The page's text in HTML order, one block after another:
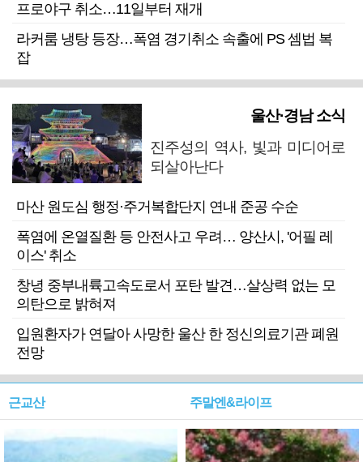
프로야구 취소…11일부터 재개
라커룸 냉탕 등장…폭염 경기취소 속출에 PS 셈법 복
잡
울산·경남 소식
진주성의 역사, 빛과 미디어로
되살아난다
마산 원도심 행정·주거복합단지 연내 준공 수순
폭염에 온열질환 등 안전사고 우려… 양산시, '어필 레
이스' 취소
창녕 중부내륙고속도로서 포탄 발견…살상력 없는 모
의탄으로 밝혀져
입원환자가 연달아 사망한 울산 한 정신의료기관 폐원
전망
근교산 주말엔&라이프